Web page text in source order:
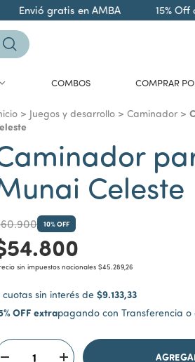
Envió gratis en AMBA 15% Off
COMBOS COMPRAR
> Juegos y desarrollo > Caminador >
Celeste
10% OFF
sin impuestos nacionales $45.289,26
cuotas sin interés de $9.133,33
OFF extrapagando con Transferencia o